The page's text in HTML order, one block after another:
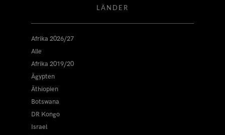
LÄNDER
Afrika 2026/27
Alle
Afrika 2019/20
Ägypten
Äthiopien
Botswana
DR Kongo
Israel